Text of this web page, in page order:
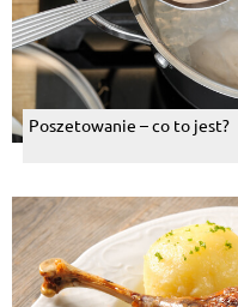
Poszetowanie – co to jest?